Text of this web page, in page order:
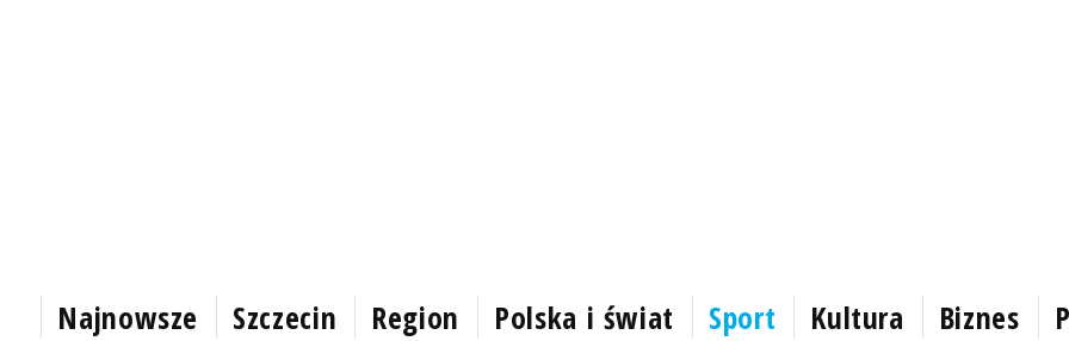
Najnowsze Szczecin Region Polska i świat Sport Kultura Biznes